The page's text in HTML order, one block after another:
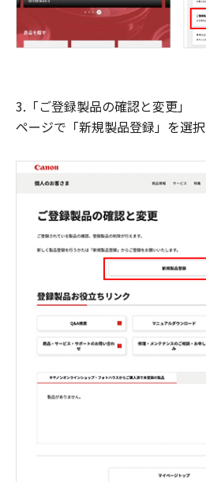
3.「ご登録製品の確認と変更」
ページで「新規製品登録」を選択